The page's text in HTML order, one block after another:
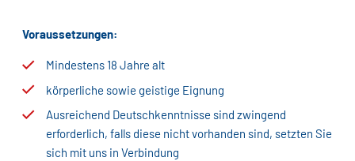
Voraussetzungen:
Mindestens 18 Jahre alt
körperliche sowie geistige Eignung
Ausreichend Deutschkenntnisse sind zwingend
erforderlich, falls diese nicht vorhanden sind, setzten Sie
sich mit uns in Verbindung